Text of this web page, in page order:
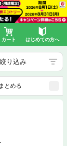
カート はじめての方へ
絞り込み
とめる